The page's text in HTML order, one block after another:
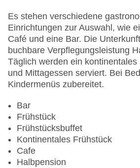
Pools:Beheizter Außenpool,
Pool
Zahlungsarten: American
EC Maestro, Mastercard, Visa
Landeskategorie: 4 Sterne
Es stehen verschiedene
Einrichtungen zur Auswahl, wie
Café und eine Bar. Die
buchbare Verpflegungsleistung
Täglich werden ein
und Mittagessen serviert. Bei
Kindermenüs zubereitet.
Bar
Frühstück
Frühstücksbuffet
Kontinentales Frühstück
Cafe
Halbpension